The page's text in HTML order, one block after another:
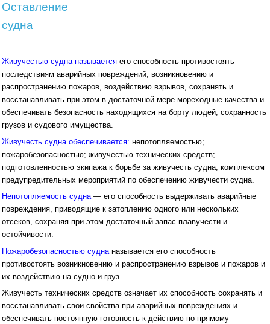
Оставление
судна
Живучестью судна называется его способность противостоять
последствиям аварийных повреждений, возникновению и
распространению пожаров, воздействию взрывов, сохранять и
восстанавливать при этом в достаточной мере мореходные качества и
обеспечивать безопасность находящихся на борту людей, сохранность
грузов и судового имущества.
Живучесть судна обеспечивается: непотопляемостью;
пожаробезопасностью; живучестью технических средств;
подготовленностью экипажа к борьбе за живучесть судна; комплексом
предупредительных мероприятий по обеспечению живучести судна.
Непотопляемость судна— его способность выдерживать аварийные
повреждения, приводящие к затоплению одного или нескольких
отсеков, сохраняя при этом достаточный запас плавучести и
остойчивости.
Пожаробезопасностью судна называется его способность
противостоять возникновению и распространению взрывов и пожаров и
их воздействию на судно и груз.
Живучесть технических средств означает их способность сохранять и
восстанавливать свои свойства при аварийных повреждениях и
обеспечивать постоянную готовность к действию по прямому